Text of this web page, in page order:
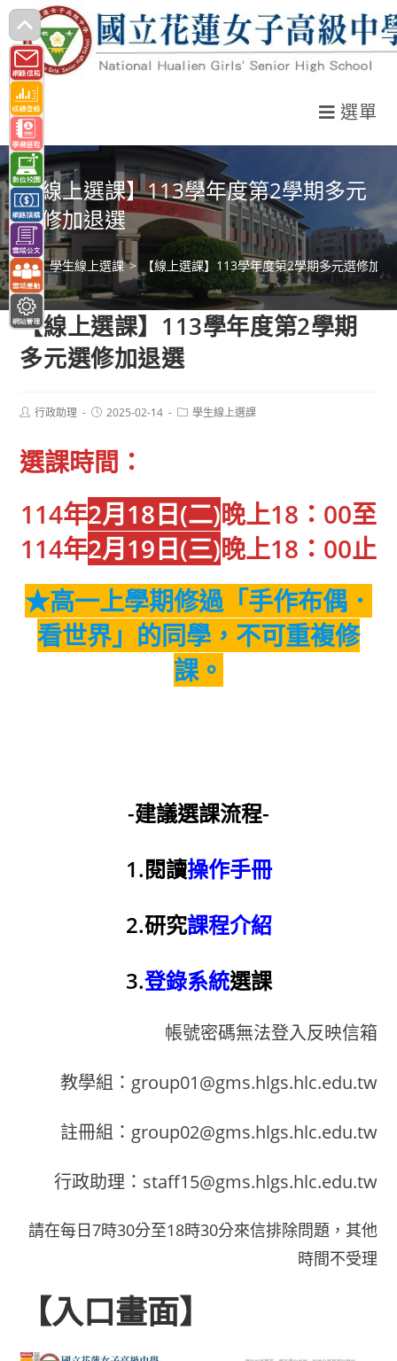
跳
轉
至
主
要
內
容
選單
【線上選課】113學年度第2學期多元
選修加退選
> 學生線上選課 > 【線上選課】113學年度第2學期多元選修加退
【線上選課】113學年度第2學期
多元選修加退選
Post行政助理
Post2025-02-14
Post學生線上選課
選課時間：
114年2月18日(二)晚上18：00至
114年2月19日(三)晚上18 ：00止
★高一上學期修過「手作布偶．
看世界」的同學，不可重複修
課。
-建議選課流程-
1.閱讀操作手冊
2.研究課程介紹
3.登錄系統選課
帳號密碼無法登入反映信箱
教學組：group01@gms.hlgs.hlc.edu.tw
註冊組：group02@gms.hlgs.hlc.edu.tw
行政助理：staff15@gms.hlgs.hlc.edu.tw
請在每日7時30分至18時30分來信排除問題，其他
時間不受理
【入口畫面】